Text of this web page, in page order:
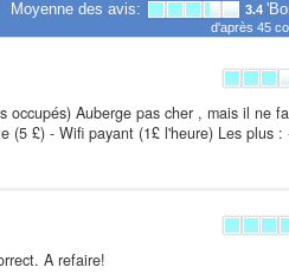
Moyenne des avis: 3.4
d'après 45
Auberge pas cher , mais il ne
(5 £) - Wifi payant (1£ l'heure) Les plus :
A refaire!